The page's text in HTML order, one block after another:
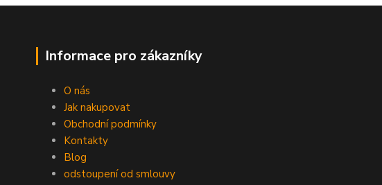
Informace pro zákazníky
O nás
Jak nakupovat
Obchodní podmínky
Kontakty
Blog
odstoupení od smlouvy